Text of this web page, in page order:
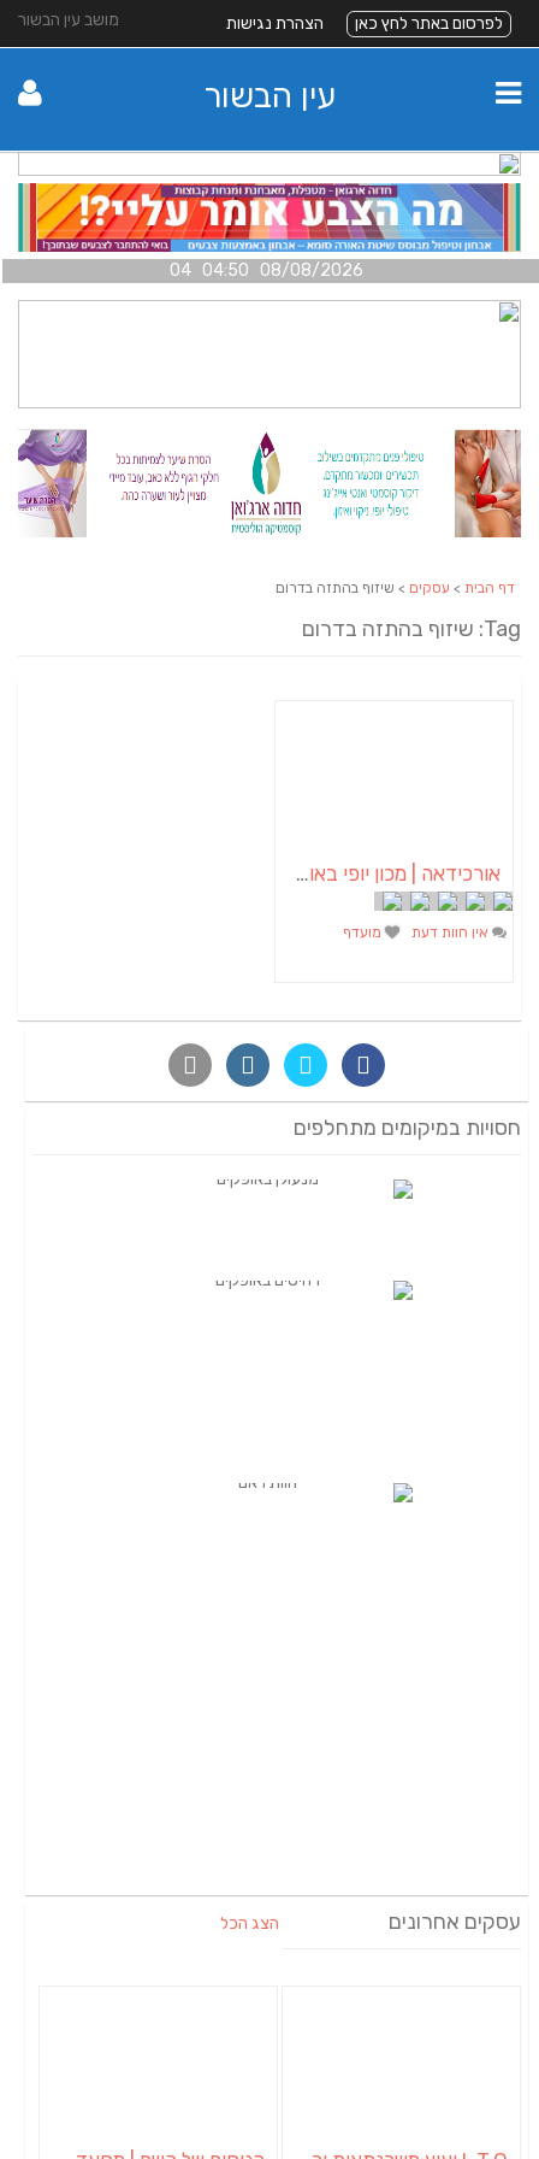
מושב עין הבשור לפרסום באתר לחץ כאן הצהרת נגישות
עין הבשור
08/08/2026 04:50 04
דף הבית > עסקים > שיזוף בהתזה בדרום
Tag: שיזוף בהתזה בדרום
אורכידאה | מכון יופי באופקים
אין חוות דעת מועדף
חסויות במיקומים מתחלפים
עסקים אחרונים הצג הכל